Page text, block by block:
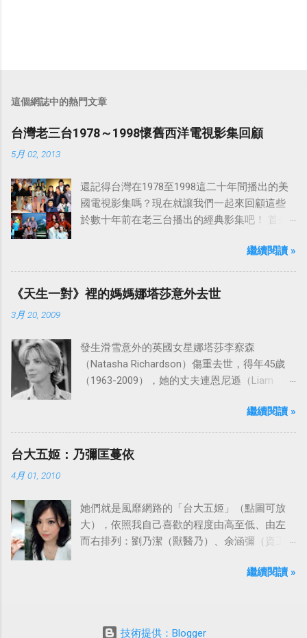
這個網誌中的熱門文章
台灣老三台1978～1998懷舊西洋電視影集回顧
5月 02, 2013
還記得台灣在1978至1998這二十年間播出的美
國電視影集嗎？現在就讓我們一起來回顧這些
於數十年前在老三台播出的經典影集吧！ 首先
「愛之船」（The Love Boat），這部影集最早
是在1977年9月24日至1986年5月24日於美國
ABC頻道首播，共播出了249集。 令人懷念的愛
之船旋律：
繼續閱讀 »
《天生一對》裡的媽媽娜塔莎意外去世
3月 20, 2009
發生滑雪意外的英國女星娜塔莎李察森
（Natasha Richardson）傷重去世，得年45歲
（1963-2009），她的丈夫連恩尼遜（Liam
到傷心，希望外界給他們空間撫平傷痛。繼續閱讀 »
台大五姬：乃彌匡蔓依
4月 01, 2010
她們就是風靡網路的「台大五姬」（點圖可放
大），依照我自己喜歡的程度由高至低、由左
而右排列：劉乃潔（獸醫乃）、余涵彌（資工
蔓）、吳依潔（戲劇依）；這五位正妹透過網
繼續閱讀 »
技術提供：Blogger